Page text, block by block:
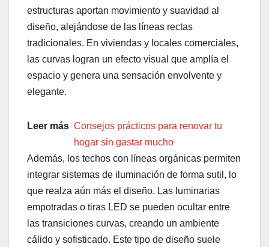
estructuras aportan movimiento y suavidad al
diseño, alejándose de las líneas rectas
tradicionales. En viviendas y locales comerciales,
las curvas logran un efecto visual que amplía el
espacio y genera una sensación envolvente y
elegante.
Leer más Consejos prácticos para renovar tu
hogar sin gastar mucho
Además, los techos con líneas orgánicas permiten
integrar sistemas de iluminación de forma sutil, lo
que realza aún más el diseño. Las luminarias
empotradas o tiras LED se pueden ocultar entre
las transiciones curvas, creando un ambiente
cálido y sofisticado. Este tipo de diseño suele